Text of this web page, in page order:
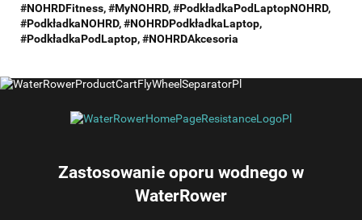
#NOHRDFitness, #MyNOHRD, #PodkładkaPodLaptopNOHRD,
#PodkładkaNOHRD, #NOHRDPodkładkaLaptop,
#PodkładkaPodLaptop,#NOHRDAkcesoria
Zastosowanie oporu wodnego w
WaterRower